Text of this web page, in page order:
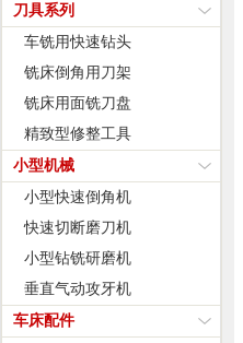
刀具系列
车铣用快速钻头
铣床倒角用刀架
铣床用面铣刀盘
精致型修整工具
小型机械
小型快速倒角机
快速切断磨刀机
小型钻铣研磨机
垂直气动攻牙机
车床配件